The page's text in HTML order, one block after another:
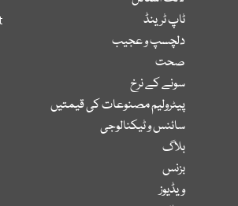
ٹاپ ٹرینڈ
دلچسپ و عجیب
صحت
سونے کے نرخ
پیٹرولیم مصنوعات کی قیمتیں
سائنس و ٹیکنالوجی
بلاگ
بزنس
ویڈیوز